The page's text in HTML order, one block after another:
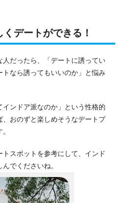
デートができる！
だったら、「デートに誘ってい
なら誘ってもいいのか」と悩み
ンドア派なのか」という性格的
おのずと楽しめそうなデートプ
スポットを参考にして、インド
でくださいね。